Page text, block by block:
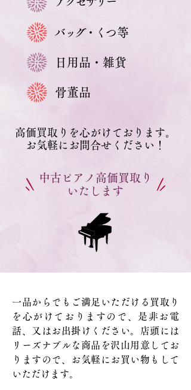
バッグ・く つ等
​日用品・雑貨
骨董品
高価買取りを心がけております。
お気軽にお問合せください！
中古ピアノ高価買取り
いたします
一品からでもご満足いただける買取り
を心がけておりますので、是非お電
話、又はお出掛けください。店頭には
リーズナブルな商品を沢山用意してお
りますので、お気軽にお買い物もして
いただけます。